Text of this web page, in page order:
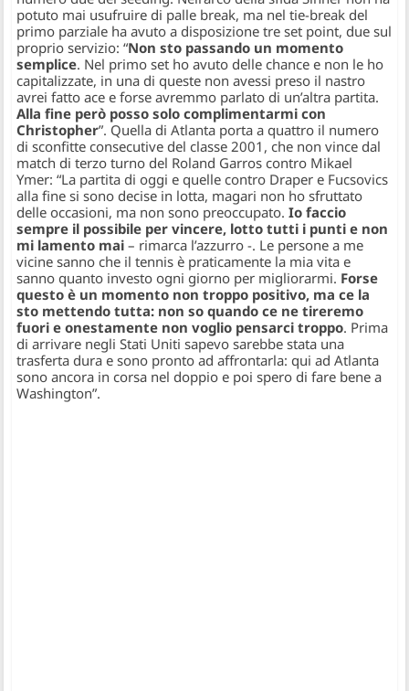
potuto mai usufruire di palle break, ma nel tie-break del
primo parziale ha avuto a disposizione tre set point, due sul
proprio servizio:“Non sto passando un momento
semplice. Nel primo set ho avuto delle chance e non le ho
capitalizzate, in una di queste non avessi preso il nastro
avrei fatto ace e forse avremmo parlato di un’altra partita.
Alla fine però posso solo complimentarmi con
Christopher”. Quella di Atlanta porta a quattro il numero
di sconfitte consecutive del classe 2001, che non vince dal
match di terzo turno del Roland Garros contro Mikael
Ymer:“La partita di oggi e quelle contro Draper e Fucsovics
alla fine si sono decise in lotta, magari non ho sfruttato
delle occasioni, ma non sono preoccupato.Io faccio
sempre il possibile per vincere, lotto tutti i punti e non
mi lamento mai – rimarca l’azzurro -. Le persone a me
vicine sanno che il tennis è praticamente la mia vita e
sanno quanto investo ogni giorno per migliorarmi. Forse
questo è un momento non troppo positivo, ma ce la
sto mettendo tutta: non so quando ce ne tireremo
fuori e onestamente non voglio pensarci troppo. Prima
di arrivare negli Stati Uniti sapevo sarebbe stata una
trasferta dura e sono pronto ad affrontarla: qui ad Atlanta
sono ancora in corsa nel doppio e poi spero di fare bene a
Washington”.